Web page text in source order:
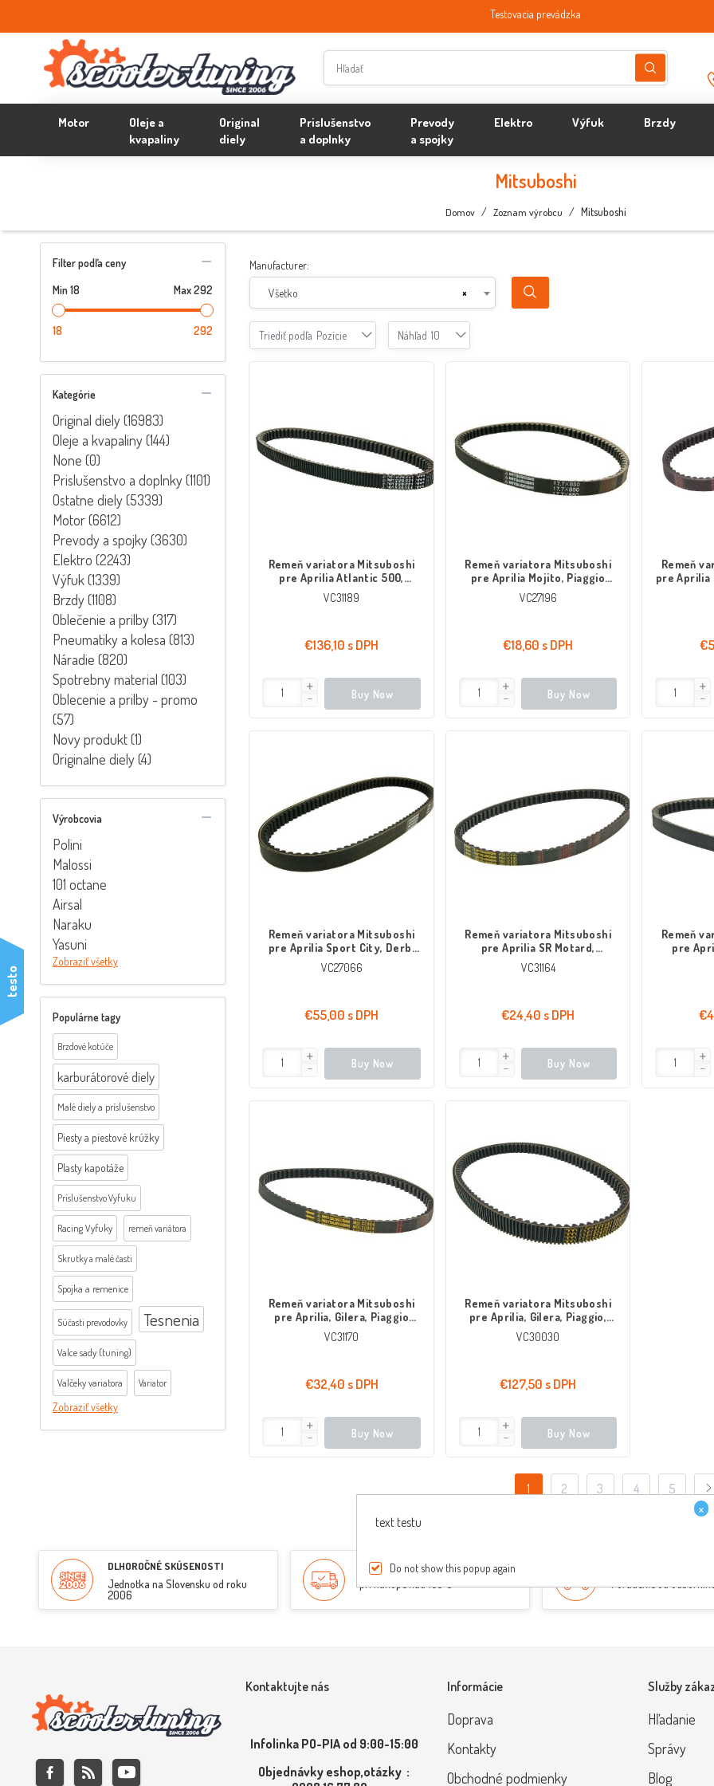
Testovacia prevádzka
Motor
Oleje a
kvapaliny
Original
diely
Prislušenstvo
a doplnky
Prevody
a spojky
Elektro Výfuk Brzdy
Mitsuboshi
Domov / Zoznam výrobcu / Mitsuboshi
Filter podľa ceny
Min18 Max292
18 292
Kategórie
Original diely (16983)
Oleje a kvapaliny (144)
None (0)
Prislušenstvo a doplnky (1101)
Ostatne diely (5339)
Motor (6612)
Prevody a spojky (3630)
Elektro (2243)
Výfuk (1339)
Brzdy (1108)
Oblečenie a prilby (317)
Pneumatiky a kolesa (813)
Náradie (820)
Spotrebny material (103)
Oblecenie a prilby - promo
(57)
Novy produkt (1)
Originalne diely (4)
Výrobcovia
Polini
Malossi
101 octane
Airsal
Naraku
Yasuni
Zobraziť všetky
Populárne tagy
Brzdové kotúče
karburátorové diely
Malé diely a príslušenstvo
Piesty a piestové krúžky
Plasty kapotáže
Príslušenstvo Vyfuku
Racing Vyfuky remeň variátora
Skrutky a malé časti
Spojka a remenice
Súčasti prevodovky Tesnenia
Valce sady (tuning)
Valčeky variatora Variator
Zobraziť všetky
Manufacturer:
×
Všetko
Triediť podľa Pozície Náhľad 10
Remeň variatora Mitsuboshi
pre Aprilia Atlantic 500,
Piaggio X9 00-03
VC31189
€136,10 s DPH
Buy Now
Remeň variatora Mitsuboshi
pre Aprilia Mojito, Piaggio
Hexagon LX4, Liberty 125 98-
01
VC27196
€18,60 s DPH
Buy Now
Remeň
pre Aprilia
Remeň variatora Mitsuboshi
pre Aprilia Sport City, Derbi
Rambla, Piaggio Beverly, X10
125cc
VC27066
€55,00 s DPH
Buy Now
Remeň variatora Mitsuboshi
pre Aprilia SR Motard,
Scarabeo, Piaggio Fly, Liberty
TPH
VC31164
€24,40 s DPH
Buy Now
Remeň
pre
Remeň variatora Mitsuboshi
pre Aprilia, Gilera, Piaggio
dlhá verzia
VC31170
€32,40 s DPH
Buy Now
Remeň variatora Mitsuboshi
pre Aprilia, Gilera, Piaggio,
Peugeot, Malaguti 400, 500cc
VC30030
€127,50 s DPH
Buy Now
1 2 3 4 5
DLHOROČNÉ SKÚSENOSTI
Jednotka na Slovensku od roku
2006
PREPRAVA ZDARMA
pri nákupe nad 150 € Poradenie od
Kontaktujte nás
Infolinka PO-PIA od 9:00-15:00
Objednávky eshop,otázky :
Informácie
Doprava
Kontakty
Obchodné podmienky
Služby
Hľadanie
Správy
Blog
testo
×
text testu
Do not show this popup again